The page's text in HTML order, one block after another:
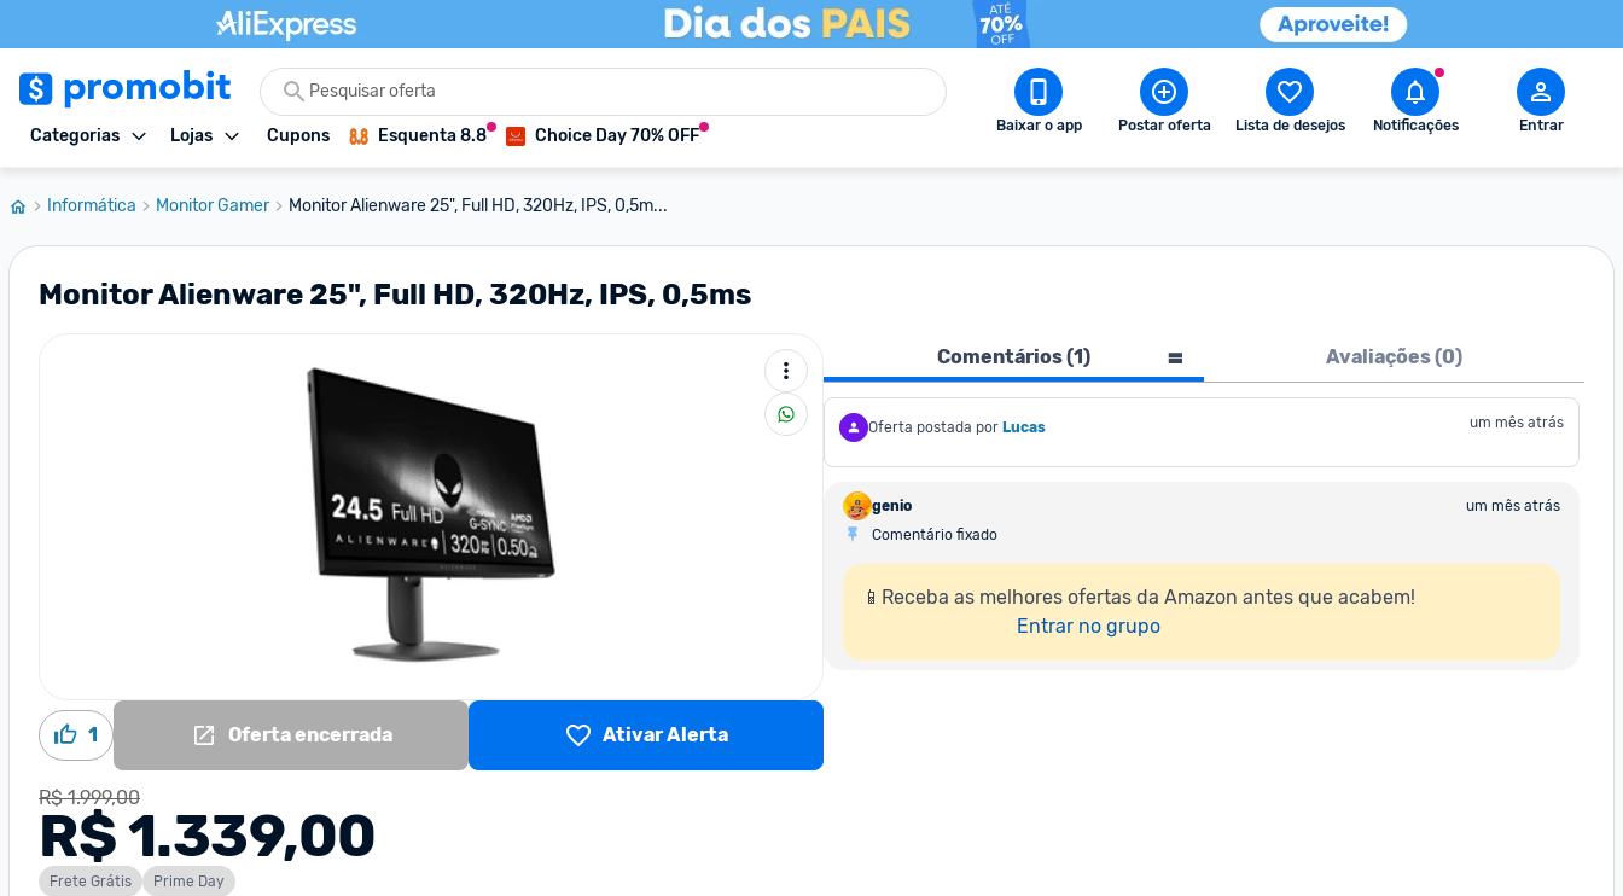
Categorias Lojas Cupons Esquenta 8.8 Choice Day 70% OFF Baixar o app Postar oferta Lista de desejos Notificações Entrar
Informática Monitor Gamer Monitor Alienware 25", Full HD, 320Hz, IPS, 0,5m...
Monitor Alienware 25", Full HD, 320Hz, IPS, 0,5ms
1 Oferta encerrada Ativar Alerta
R$ 1.999,00
R$ 1.339,00
Frete Grátis Prime Day
Comentários (1) Avaliações (0)
Oferta postada por Lucas um mês atrás
genio
um mês atrás
Comentário fixado
📱Receba as melhores ofertas da Amazon antes que acabem!
Entrar no grupo